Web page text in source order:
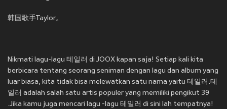
韩国歌手Taylor。
Nikmati lagu-lagu 테일러 di JOOX kapan saja! Setiap kali kita
berbicara tentang seorang seniman dengan lagu dan album yang
luar biasa, kita tidak bisa melewatkan satu nama yaitu 테일러.테
일러 adalah salah satu artis populer yang memiliki pengikut 39
.Jika kamu juga mencari lagu -lagu 테일러 di sini lah tempatnya!